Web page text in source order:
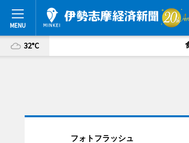
32°C
フォトフラッシュ